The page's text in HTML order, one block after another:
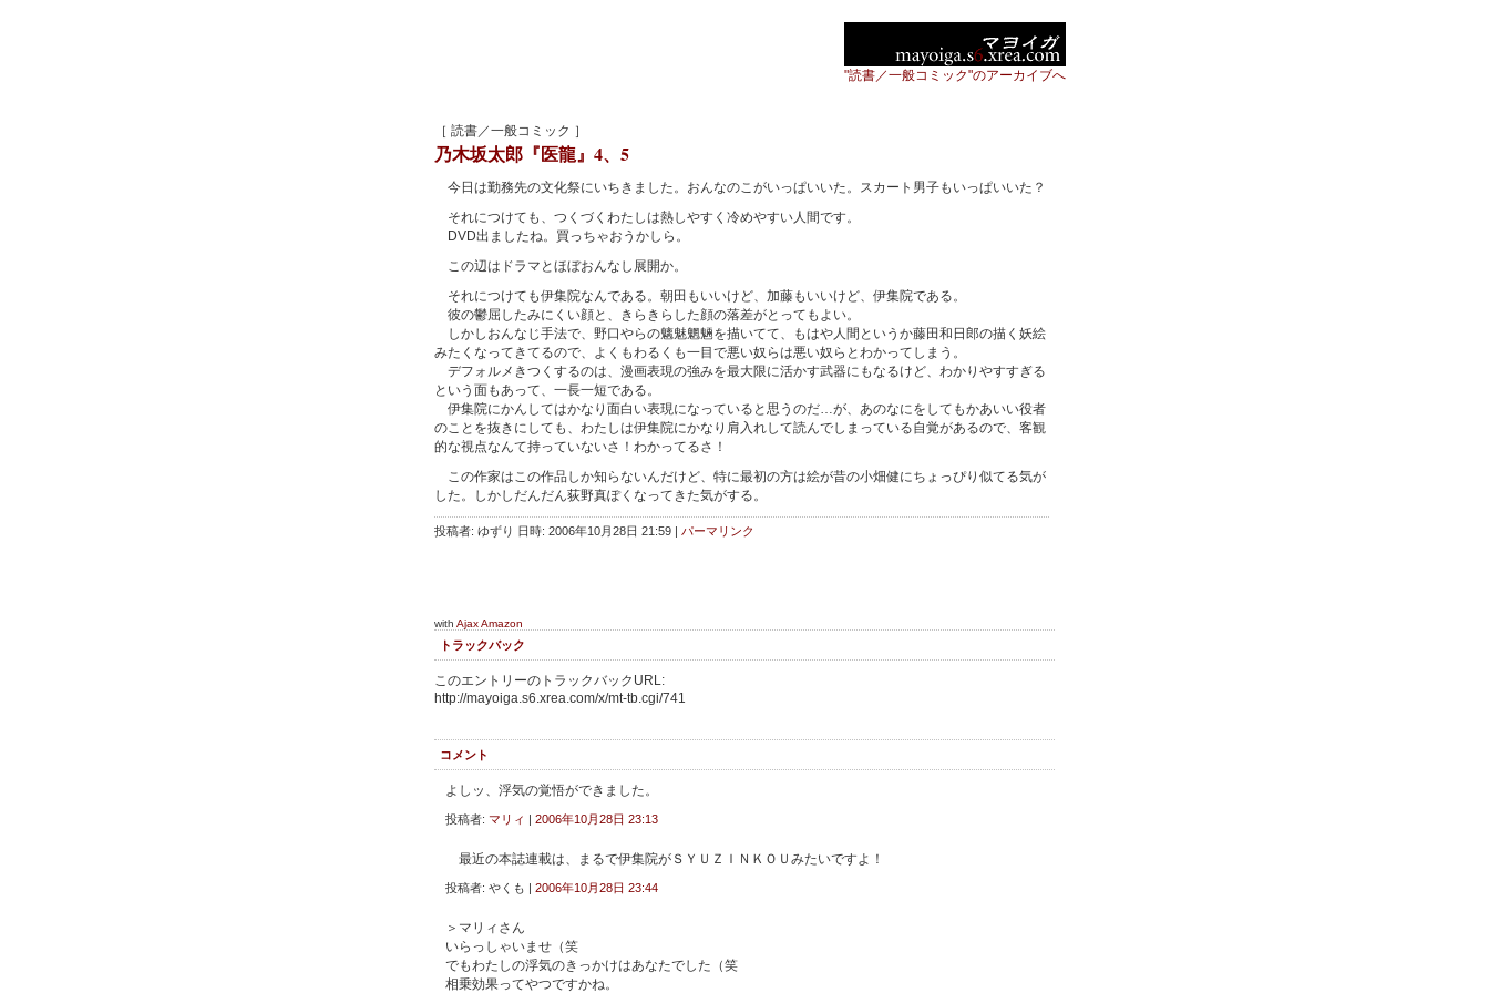
"読書／一般コミック"のアーカイブへ
［ 読書／一般コミック ］
乃木坂太郎『医龍』4、5
今日は勤務先の文化祭にいちきました。おんなのこがいっぱいいた。スカート男子もいっぱいいた？
それにつけても、つくづくわたしは熱しやすく冷めやすい人間です。
DVD出ましたね。買っちゃおうかしら。
この辺はドラマとほぼおんなし展開か。
それにつけても伊集院なんである。朝田もいいけど、加藤もいいけど、伊集院である。
彼の鬱屈したみにくい顔と、きらきらした顔の落差がとってもよい。
しかしおんなじ手法で、野口やらの魑魅魍魎を描いてて、もはや人間というか藤田和日郎の描く妖絵
みたくなってきてるので、よくもわるくも一目で悪い奴らは悪い奴らとわかってしまう。
デフォルメきつくするのは、漫画表現の強みを最大限に活かす武器にもなるけど、わかりやすすぎる
という面もあって、一長一短である。
伊集院にかんしてはかなり面白い表現になっていると思うのだ…が、あのなにをしてもかあいい役者
のことを抜きにしても、わたしは伊集院にかなり肩入れして読んでしまっている自覚があるので、客観
的な視点なんて持っていないさ！わかってるさ！
この作家はこの作品しか知らないんだけど、特に最初の方は絵が昔の小畑健にちょっぴり似てる気が
した。しかしだんだん荻野真ぽくなってきた気がする。
投稿者: ゆずり 日時: 2006年10月28日 21:59 | パーマリンク
with Ajax Amazon
トラックバック
このエントリーのトラックバックURL:
http://mayoiga.s6.xrea.com/x/mt-tb.cgi/741
コメント
よしッ、浮気の覚悟ができました。
投稿者: マリィ | 2006年10月28日 23:13
最近の本誌連載は、まるで伊集院がＳＹＵＺＩＮＫＯＵみたいですよ！
投稿者: やくも | 2006年10月28日 23:44
＞マリィさん
いらっしゃいませ（笑
でもわたしの浮気のきっかけはあなたでした（笑
相乗効果ってやつですかね。